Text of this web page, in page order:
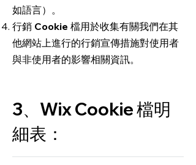
如語言）。
行銷 Cookie 檔用於收集有關我們在其
他網站上進行的行銷宣傳措施對使用者
與非使用者的影響相關資訊。
3、Wix Cookie 檔明
細表：